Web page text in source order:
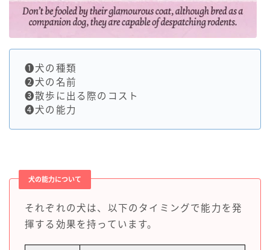
❶犬の種類
❷犬の名前
❸散歩に出る際のコスト
❹犬の能力
犬の能力について
それぞれの犬は、以下のタイミングで能力を発
揮する効果を持っています。